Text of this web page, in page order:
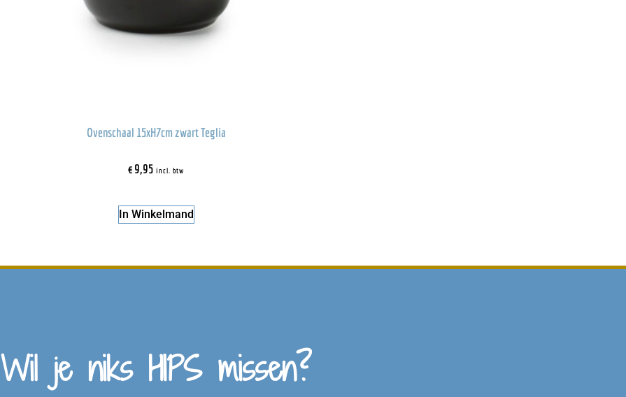
Ovenschaal 15xH7cm zwart Teglia
€9,95 incl. btw
In Winkelmand
Wil je niks HIPS missen?